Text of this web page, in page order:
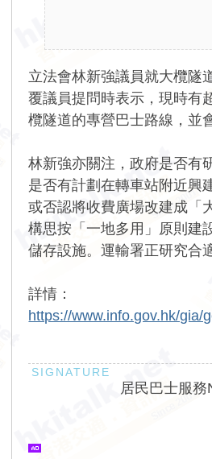
立法會林新強議員就大欖隧
覆議員提問時表示，現時有
欖隧道的專營巴士路線，並
林新強亦關注，政府是否有
是否有計劃在轉車站附近興
或否認將收費廣場改建成「
構思按「一地多用」原則建
儲存設施。運輸署正研究合
詳情：
https://www.info.gov.hk/gia/
居民巴士服務